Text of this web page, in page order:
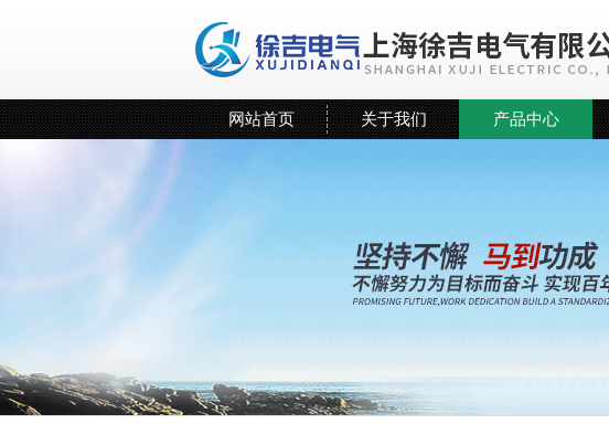
网站首页 关于我们 产品中心